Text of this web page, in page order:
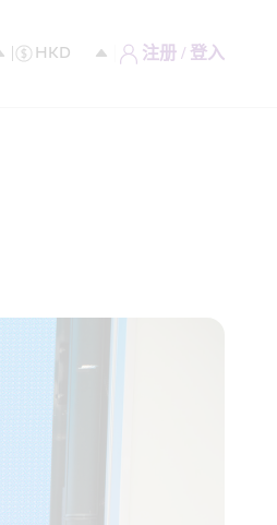
注册 / 登入